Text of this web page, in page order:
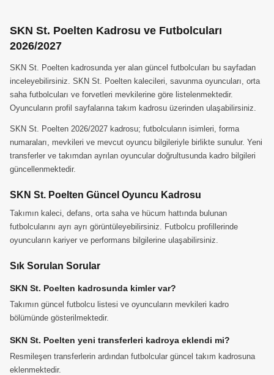
SKN St. Poelten Kadrosu ve Futbolcuları
2026/2027
SKN St. Poelten kadrosunda yer alan güncel futbolcuları bu sayfadan
inceleyebilirsiniz. SKN St. Poelten kalecileri, savunma oyuncuları, orta
saha futbolcuları ve forvetleri mevkilerine göre listelenmektedir.
Oyuncuların profil sayfalarına takım kadrosu üzerinden ulaşabilirsiniz.
SKN St. Poelten 2026/2027 kadrosu; futbolcuların isimleri, forma
numaraları, mevkileri ve mevcut oyuncu bilgileriyle birlikte sunulur. Yeni
transferler ve takımdan ayrılan oyuncular doğrultusunda kadro bilgileri
güncellenmektedir.
SKN St. Poelten Güncel Oyuncu Kadrosu
Takımın kaleci, defans, orta saha ve hücum hattında bulunan
futbolcularını ayrı ayrı görüntüleyebilirsiniz. Futbolcu profillerinde
oyuncuların kariyer ve performans bilgilerine ulaşabilirsiniz.
Sık Sorulan Sorular
SKN St. Poelten kadrosunda kimler var?
Takımın güncel futbolcu listesi ve oyuncuların mevkileri kadro
bölümünde gösterilmektedir.
SKN St. Poelten yeni transferleri kadroya eklendi mi?
Resmileşen transferlerin ardından futbolcular güncel takım kadrosuna
eklenmektedir.